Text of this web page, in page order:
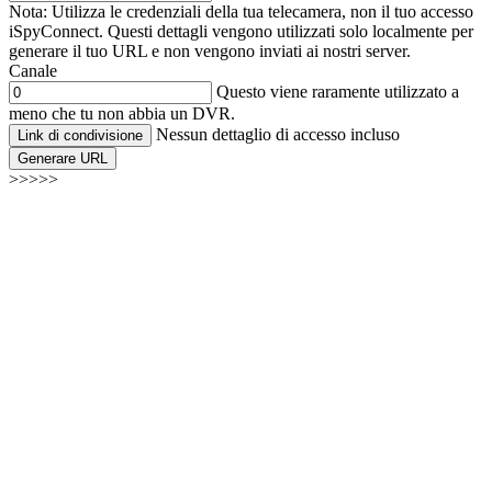
Nota: Utilizza le credenziali della tua telecamera, non il tuo accesso
iSpyConnect. Questi dettagli vengono utilizzati solo localmente per
generare il tuo URL e non vengono inviati ai nostri server.
Canale
Questo viene raramente utilizzato a
meno che tu non abbia un DVR.
Link di condivisione Nessun dettaglio di accesso incluso
Generare URL
>>>>>